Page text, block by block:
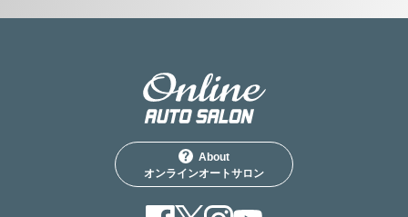
About
オンラインオートサロン